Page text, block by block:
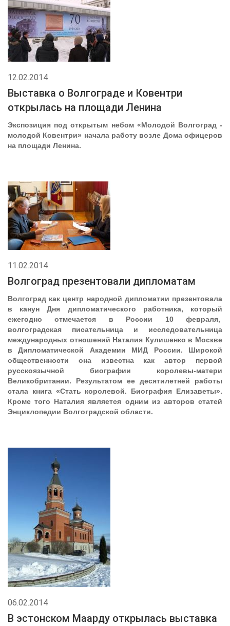
12.02.2014
Выставка о Волгограде и Ковентри
открылась на площади Ленина
Экспозиция под открытым небом «Молодой Волгоград -
молодой Ковентри» начала работу возле Дома офицеров
на площади Ленина.
11.02.2014
Волгоград презентовали дипломатам
Волгоград как центр народной дипломатии презентовала
в канун Дня дипломатического работника, который
ежегодно отмечается в России 10 февраля,
волгоградская писательница и исследовательница
международных отношений Наталия Кулишенко в Москве
в Дипломатической Академии МИД России. Широкой
общественности она известна как автор первой
русскоязычной биографии королевы-матери
Великобритании. Результатом ее десятилетней работы
стала книга «Стать королевой. Биография Елизаветы».
Кроме того Наталия является одним из авторов статей
Энциклопедии Волгоградской области.
06.02.2014
В эстонском Маарду открылась выставка